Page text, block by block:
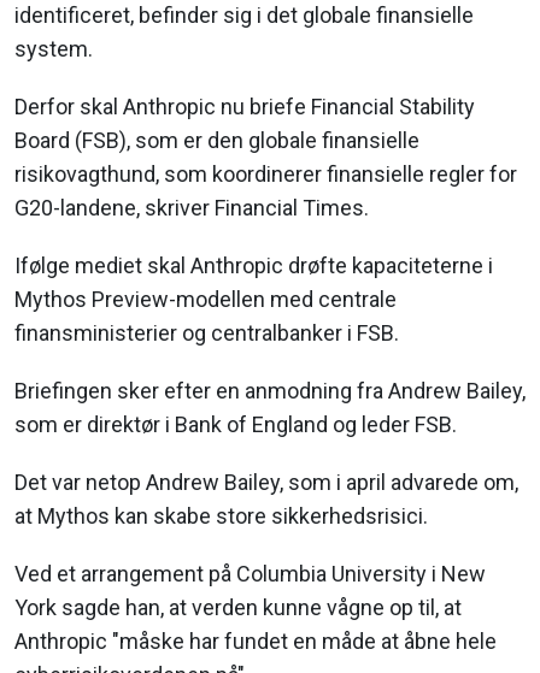
identificeret, befinder sig i det globale finansielle
system.
Derfor skal Anthropic nu briefe Financial Stability
Board (FSB), som er den globale finansielle
risikovagthund, som koordinerer finansielle regler for
G20-landene, skriver Financial Times.
Ifølge mediet skal Anthropic drøfte kapaciteterne i
Mythos Preview-modellen med centrale
finansministerier og centralbanker i FSB.
Briefingen sker efter en anmodning fra Andrew Bailey,
som er direktør i Bank of England og leder FSB.
Det var netop Andrew Bailey, som i april advarede om,
at Mythos kan skabe store sikkerhedsrisici.
Ved et arrangement på Columbia University i New
York sagde han, at verden kunne vågne op til, at
Anthropic "måske har fundet en måde at åbne hele